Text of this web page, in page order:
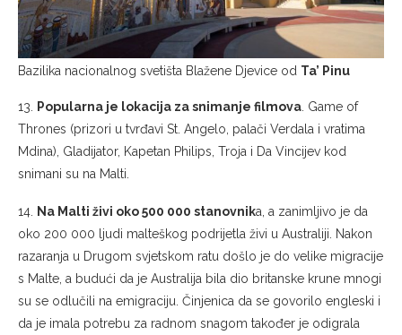
Bazilika nacionalnog svetišta Blažene Djevice od Ta’ Pinu
13. Popularna je lokacija za snimanje filmova . Game of
Thrones (prizori u tvrđavi St. Angelo, palači Verdala i vratima
Mdina), Gladijator, Kapetan Philips, Troja i Da Vincijev kod
snimani su na Malti.
14. Na Malti živi oko 500 000 stanovnika, a zanimljivo je da
oko 200 000 ljudi malteškog podrijetla živi u Australiji. Nakon
razaranja u Drugom svjetskom ratu došlo je do velike migracije
s Malte, a budući da je Australija bila dio britanske krune mnogi
su se odlučili na emigraciju. Činjenica da se govorilo engleski i
da je imala potrebu za radnom snagom također je odigrala